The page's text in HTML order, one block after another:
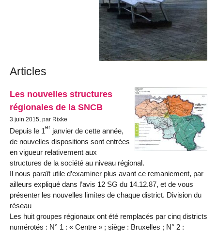
Articles
Les nouvelles structures
régionales de la SNCB
3 juin 2015, par Rixke
Depuis le 1er janvier de cette année,
de nouvelles dispositions sont entrées
en vigueur relativement aux
structures de la société au niveau régional.
Il nous paraît utile d’examiner plus avant ce remaniement, par
ailleurs expliqué dans l’avis 12 SG du 14.12.87, et de vous
présenter les nouvelles limites de chaque district. Division du
réseau
Les huit groupes régionaux ont été remplacés par cinq districts
numérotés : N° 1 : « Centre » ; siège : Bruxelles ; N° 2 :